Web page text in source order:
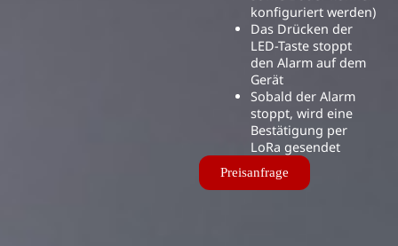
konfiguriert werden)
Das Drücken der
LED-Taste stoppt
den Alarm auf dem
Gerät
Sobald der Alarm
stoppt, wird eine
Bestätigung per
LoRa gesendet
Preisanfrage